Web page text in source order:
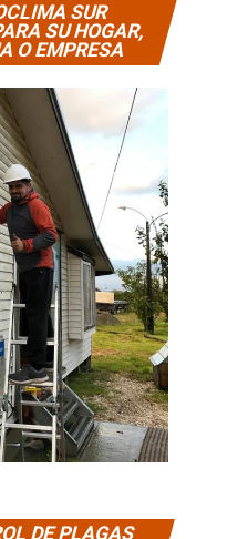
SUR
SU HOGAR,
O EMPRESA
DE PLAGAS